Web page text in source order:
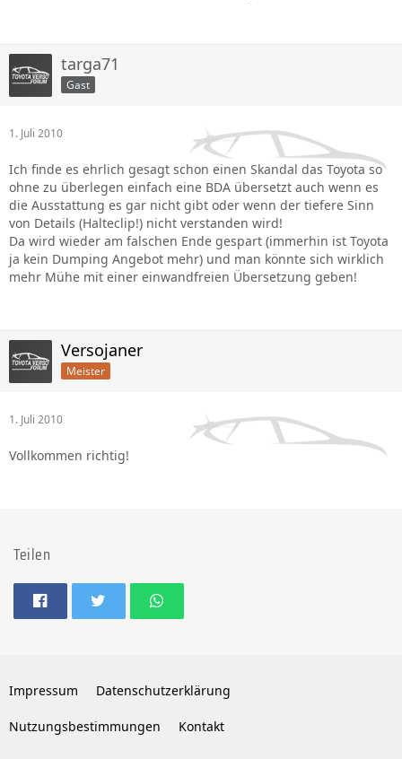
targa71
Gast
1. Juli 2010
Ich finde es ehrlich gesagt schon einen Skandal das Toyota so
ohne zu überlegen einfach eine BDA übersetzt auch wenn es
die Ausstattung es gar nicht gibt oder wenn der tiefere Sinn
von Details (Halteclip!) nicht verstanden wird!
Da wird wieder am falschen Ende gespart (immerhin ist Toyota
ja kein Dumping Angebot mehr) und man könnte sich wirklich
mehr Mühe mit einer einwandfreien Übersetzung geben!
Versojaner
Meister
1. Juli 2010
Vollkommen richtig!
Teilen
Impressum Datenschutzerklärung
Nutzungsbestimmungen Kontakt